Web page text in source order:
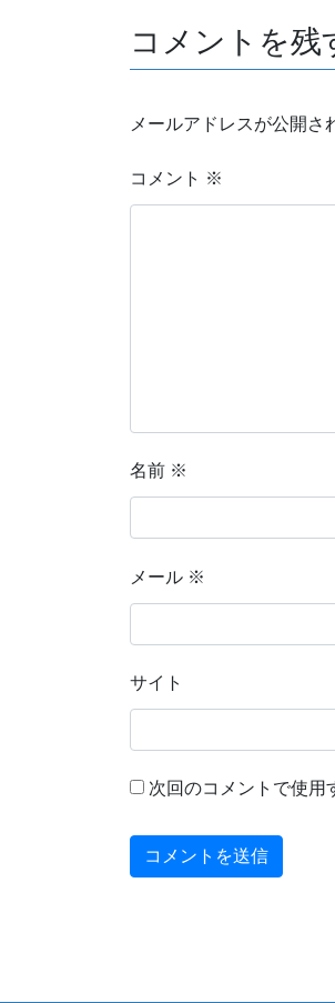
コメントを残
メールアドレスが公開さ
コメント ※
名前 ※
メール ※
サイト
次回のコメントで使用